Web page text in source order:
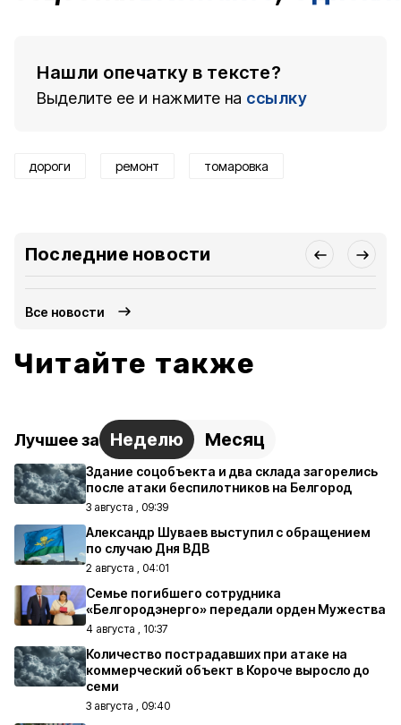
Нашли опечатку в тексте?
Выделите ее и нажмите на ссылку
дороги ремонт томаровка
Последние новости
Все новости
Читайте также
Лучшее за Неделю Месяц
Здание соцобъекта и два склада загорелись
после атаки беспилотников на Белгород
3 августа , 09:39
Александр Шуваев выступил с обращением
по случаю Дня ВДВ
2 августа , 04:01
Семье погибшего сотрудника
«Белгородэнерго» передали орден Мужества
4 августа , 10:37
Количество пострадавших при атаке на
коммерческий объект в Короче выросло до
семи
3 августа , 09:40